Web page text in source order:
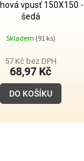
vpusť 150X150 -
šedá
Skladem (91 ks)
57 Kč bez DPH
68,97 Kč
DO KOŠÍKU